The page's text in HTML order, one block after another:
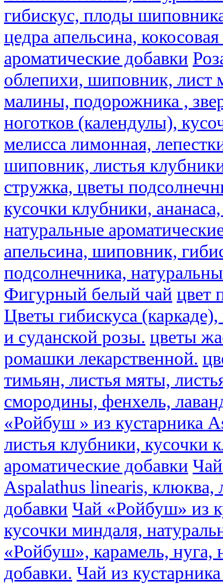
гибискус, плоды
цедра апельсина,
ароматические добавки
облепихи, шиповник, лист
малины, подорожника ,
ноготков (календулы),
мелисса лимонная,
шиповник, листья
стружка, цветы
кусочки клубники,
натуральные
апельсина, шиповник,
подсолнечника,
Фигурный белый чай цвет
Цветы гибискуса
и суданской розы. цветы
ромашки лекарственной.
тимьян, листья мяты,
смородины, фенхель,
«Ройбуш » из кустарника
листья клубники, кусочки
ароматические добавки
Aspalathus linearis, клюква,
добавки Чай «Ройбуш» из
кусочки миндаля,
«Ройбуш», карамель, нуга,
добавки. Чай из